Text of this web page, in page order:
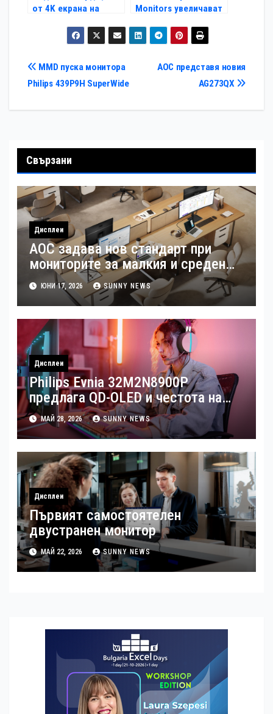
от 4K екрана на
Monitors увеличават
Навигация
AOC представя новия
AG273QX
MMD пуска монитора
Philips 439P9H SuperWide
Свързани
Дисплеи
AOC задава нов стандарт при
мониторите за малкия и среден
бизнес
ЮНИ 17, 2026 SUNNY NEWS
Дисплеи
Philips Evnia 32M2N8900P
предлага QD-OLED и честота на
опресняване от 240 Hz
МАЙ 28, 2026 SUNNY NEWS
Дисплеи
Първият самостоятелен
двустранен монитор
МАЙ 22, 2026 SUNNY NEWS